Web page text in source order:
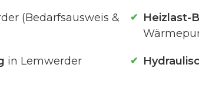
(Bedarfsausweis &
Heizlast-
in Lemwerder